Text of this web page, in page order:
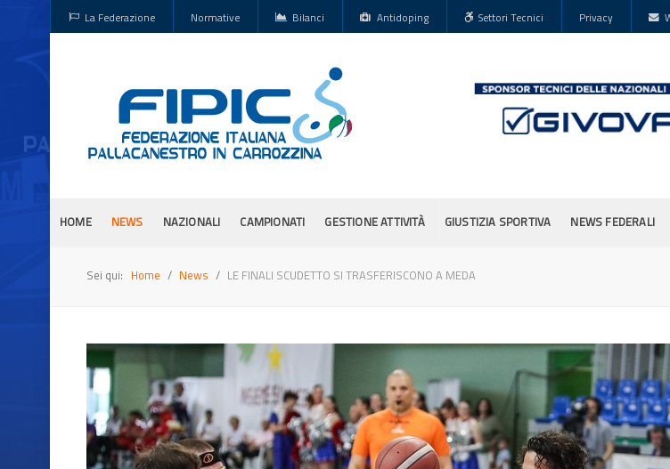
La Federazione Normative Bilanci Antidoping Settori Tecnici Privacy
HOME NEWS NAZIONALI CAMPIONATI GESTIONE ATTIVITÀ GIUSTIZIA SPORTIVA NEWS FEDERALI
Sei qui: Home News LE FINALI SCUDETTO SI TRASFERISCONO A MEDA